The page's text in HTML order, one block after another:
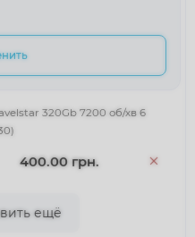
320Gb 7200 об/хв 6
400.00 грн.
ещё